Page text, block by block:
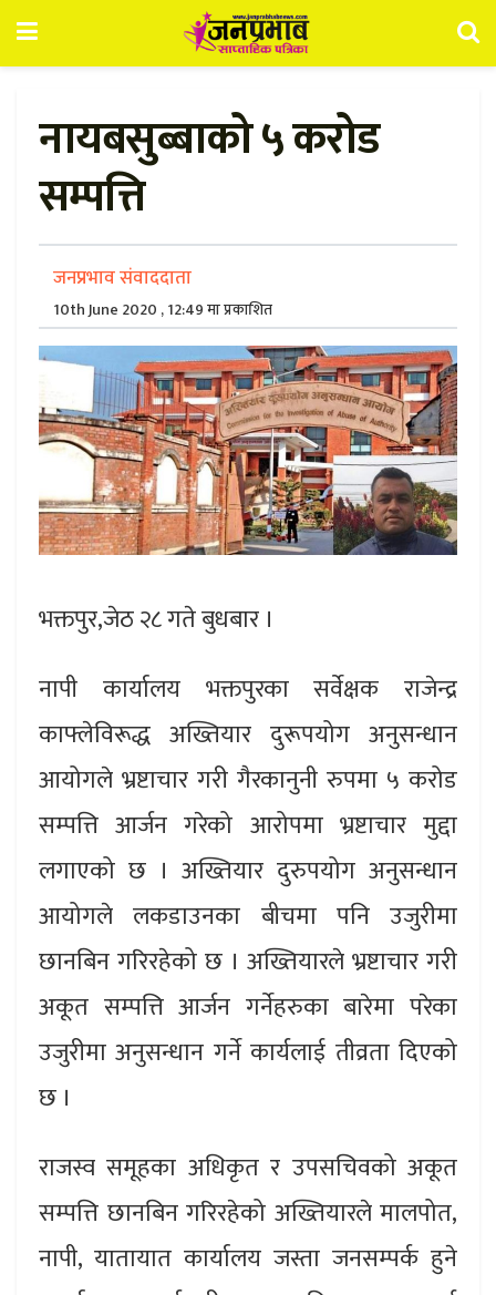
नायबसुब्बाको ५ करोड
सम्पत्ति
जनप्रभाव संवाददाता
10th June 2020 , 12:49 मा प्रकाशित
भक्तपुर,जेठ २८ गते बुधबार ।
नापी कार्यालय भक्तपुरका सर्वेक्षक राजेन्द्र
काफ्लेविरूद्ध अख्तियार दुरूपयोग अनुसन्धान
आयोगले भ्रष्टाचार गरी गैरकानुनी रुपमा ५ करोड
सम्पत्ति आर्जन गरेको आरोपमा भ्रष्टाचार मुद्दा
लगाएको छ । अख्तियार दुरुपयोग अनुसन्धान
आयोगले लकडाउनका बीचमा पनि उजुरीमा
छानबिन गरिरहेको छ । अख्तियारले भ्रष्टाचार गरी
अकूत सम्पत्ति आर्जन गर्नेहरुका बारेमा परेका
उजुरीमा अनुसन्धान गर्ने कार्यलाई तीव्रता दिएको
छ ।
राजस्व समूहका अधिकृत र उपसचिवको अकूत
सम्पत्ति छानबिन गरिरहेको अख्तियारले मालपोत,
नापी, यातायात कार्यालय जस्ता जनसम्पर्क हुने